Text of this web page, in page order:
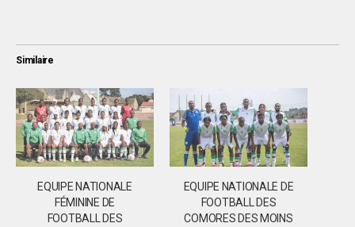
Similaire
EQUIPE NATIONALE
FÉMININE DE
FOOTBALL DES
EQUIPE NATIONALE DE
FOOTBALL DES
COMORES DES MOINS